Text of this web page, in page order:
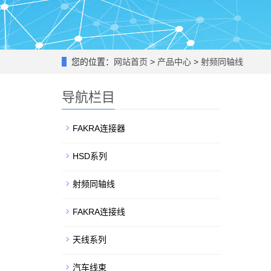
您的位置： 网站首页 > 产品中心 > 射频同轴线
导航栏目
FAKRA连接器
HSD系列
射频同轴线
FAKRA连接线
天线系列
汽车线束